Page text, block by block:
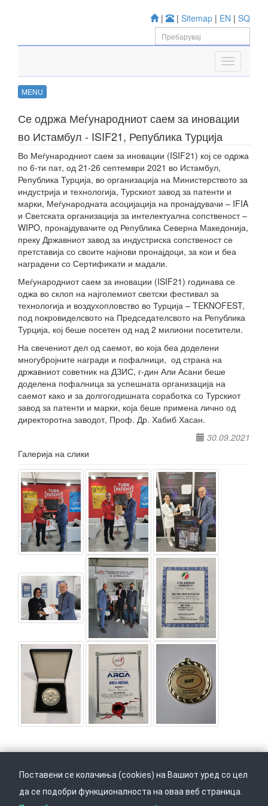
| | Sitemap | EN | SQ
MENU
Се одржа Меѓународниот саем за иновации
во Истамбул - ISIF21, Република Турција
Во Меѓународниот саем за иновации (ISIF21) кој се одржа
по 6-ти пат, од 21-26 септември 2021 во Истамбул,
Република Турција, во организација на Министерството за
индустрија и технологија, Турскиот завод за патенти и
марки, Меѓународната асоцијација на пронајдувачи – IFIA
и Светската организација за интелектуална сопственост –
WIPO, пронајдувачите од Република Северна Македонија,
преку Државниот завод за индустриска сопственост се
претставија со своите најнови пронајдоци, за кои и беа
наградени со Сертификати и мадали.
Меѓународниот саем за иновации (ISIF21) годинава се
оджа во склоп на најголемиот светски фестивал за
технологија и воздухопловство во Турција – TEKNOFEST,
под покровиделсвото на Председателсвото на Република
Турција, кој беше посетен од над 2 милиони посетители.
На свечениот дел од саемот, во која беа доделени
многубројните награди и пофалници, од страна на
државниот советник на ДЗИС, г-дин Али Асани беше
доделена пофалница за успешната организација на
саемот како и за долгогодишната соработка со Турскиот
завод за патенти и марки, која беше примена лично од
директоротна заводот, Проф. Др. Хабиб Хасан.
30.09.2021
Галерија на слики
Поставени се колачиња (cookies) на Вашиот уред со цел
да се подобри функционалноста на оваа веб страница.